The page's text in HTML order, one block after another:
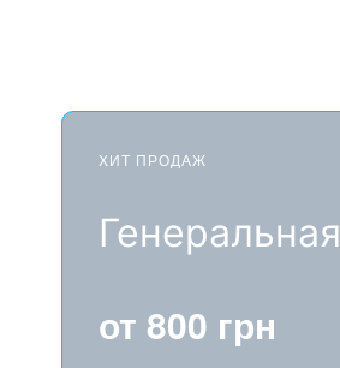
ХИТ ПРОДАЖ
Генеральная
от 800 грн